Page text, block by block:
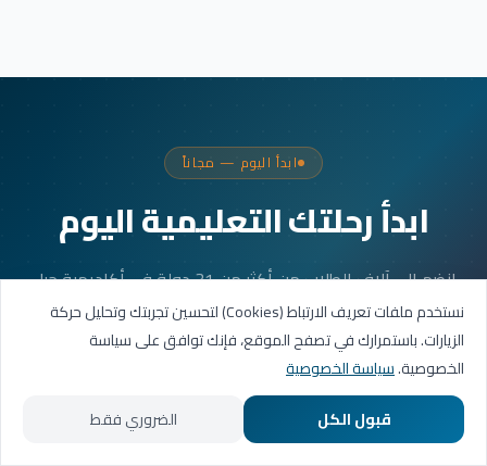
ابدأ اليوم — مجاناً
ابدأ رحلتك التعليمية اليوم
انضم إلى آلاف الطلاب من أكثر من 31 دولة في أكاديمية جيل
العربية. جلستك الأولى مجانية.
احجز حصتك التجريبية
تواصل عبر واتساب
الرئيسية المسارات التعليمية
نستخدم ملفات تعريف الارتباط (Cookies) لتحسين تجربتك وتحليل حركة
الزيارات. باستمرارك في تصفح الموقع، فإنك توافق على سياسة
الخصوصية.سياسة الخصوصية
قبول الكل
الضروري فقط